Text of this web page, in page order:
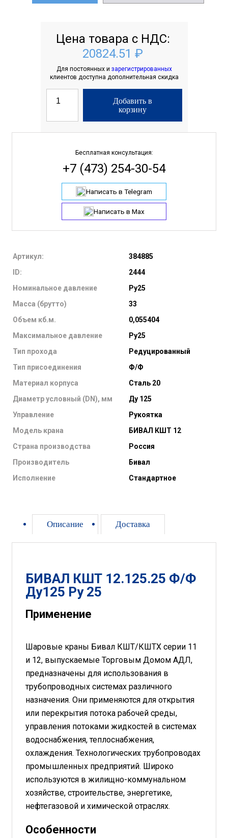
Артикул:
384885
ID:
2444
Номинальное давление
Ру25
Масса (брутто)
33
Объем кб.м.
0,055404
Максимальное давление
Ру25
Тип прохода
Редуцированный
Тип присоединения
Ф/Ф
Материал корпуса
Сталь 20
Диаметр условный (DN), мм
Ду 125
Управление
Рукоятка
Модель крана
БИВАЛ КШТ 12
Страна производства
Россия
Производитель
Бивал
Исполнение
Стандартное
Цена товара с НДС:
20824.51 ₽
Для постоянных и зарегистрированных
клиентов доступна дополнительная скидка
Добавить в
корзину
Бесплатная консультация:
+7 (473) 254-30-54
Написать в Telegram
Написать в Max
Описание Доставка
БИВАЛ КШТ 12.125.25 Ф/Ф
Ду125 Ру 25
Применение
Шаровые краны Бивал КШТ/КШТХ серии 11
и 12, выпускаемые Торговым Домом АДЛ,
предназначены для использования в
трубопроводных системах различного
назначения. Они применяются для открытия
или перекрытия потока рабочей среды,
управления потоками жидкостей в системах
водоснабжения, теплоснабжения,
охлаждения. Технологических трубопроводах
промышленных предприятий. Широко
используются в жилищно-коммунальном
хозяйстве, строительстве, энергетике,
нефтегазовой и химической отраслях.
Особенности